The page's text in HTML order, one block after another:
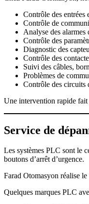
Contrôle des entrées
Contrôle de
Analyse des alarmes
Contrôle des
Diagnostic des
Contrôle des
Suivi des câbles,
Problèmes de
Contrôle des circuits
Une intervention rapide
Service de
Les systèmes PLC sont le
boutons d’arrêt d’urgence.
Farad Otomasyon réalise
Quelques marques PLC